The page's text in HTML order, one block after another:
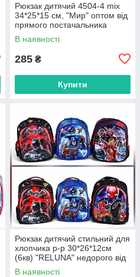
Рюкзак дитячий 4504-4 mix
34*25*15 см, "Мир" оптом від
прямого постачальника
В наявності
285 ₴
Купити
Рюкзак дитячий стильний для
хлопчика р-р 30*26*12см
(6кв) "RELUNA" недорого від
прямого постачальника
В наявності